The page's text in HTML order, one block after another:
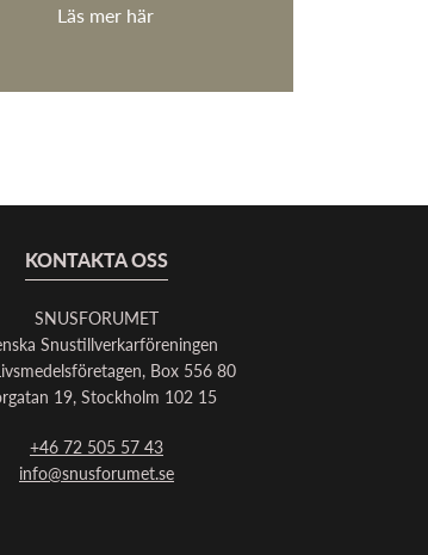
Läs mer här
KONTAKTA OSS
SNUSFORUMET
Snustillverkarföreningen
Box 556 80
19, Stockholm 102 15
+46 72 505 57 43
info@snusforumet.se